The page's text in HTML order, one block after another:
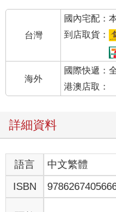
深的土壤層中，會看到越多
台灣
國內宅配：
到店取貨：
海外
國際快遞：
港澳店取：
詳細資料
語言 中文繁體
ISBN